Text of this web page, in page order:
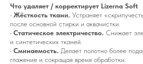
Что удаляет / корректирует Lizerna Soft
• Жёсткость ткани. Устраняет
после основной стирки и аквачистки.
• Статическое электричество. Снижает
и синтетических тканей.
• Сминаемость. Делает полотно более
глажение и сокращая время обработки.